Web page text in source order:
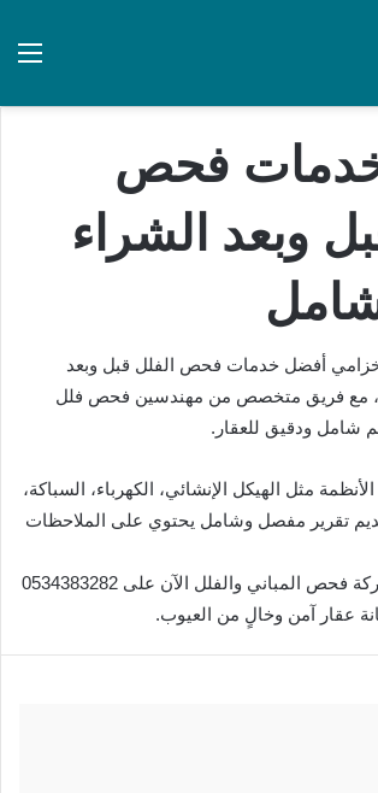
فحص
وبعد الشراء
شامل
أفضل خدمات فحص الفلل قبل وبعد
مع فريق متخصص من مهندسين فحص فلل
شامل ودقيق للعقار.
مثل الهيكل الإنشائي، الكهرباء، السباكة،
تقرير مفصل وشامل يحتوي على الملاحظات
تواصل مع أفضل شركة فحص المباني والفلل الآن على 0534383282
عقار آمن وخالٍ من العيوب.